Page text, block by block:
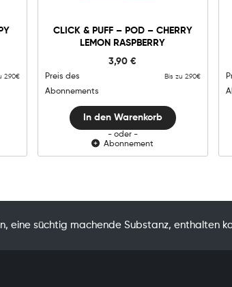
2.90€
CLICK & PUFF – POD – CHERRY
LEMON RASPBERRY
3,90€
Preis des
Abonnements
Bis zu 2.90€
-
Lemon
In den Warenkorb
In den Warenkorb
- oder -
Abonnement
süchtig machende Substanz, enthalten